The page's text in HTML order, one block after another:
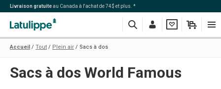
Livraison gratuiteau Canada à l'achat de 74$ et plus. *
Recherche
Me Ma Mon
Accueil Tout Plein air Sacs à dos
Sacs à dos World Famous